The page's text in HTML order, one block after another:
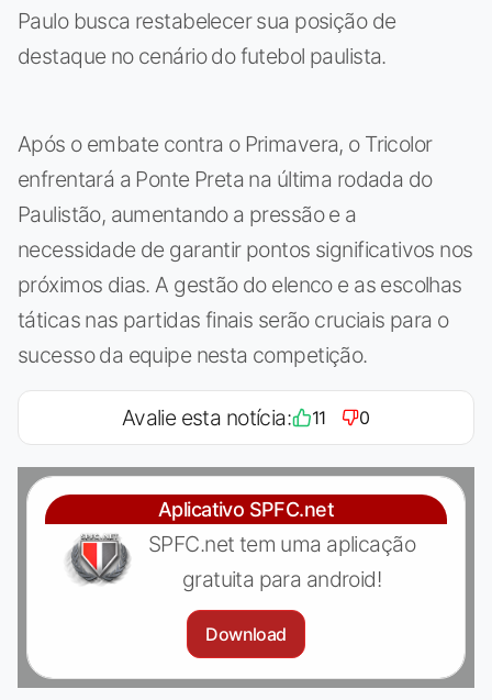
Paulo busca restabelecer sua posição de
destaque no cenário do futebol paulista.
Após o embate contra o Primavera, o Tricolor
enfrentará a Ponte Preta na última rodada do
Paulistão, aumentando a pressão e a
necessidade de garantir pontos significativos nos
próximos dias. A gestão do elenco e as escolhas
táticas nas partidas finais serão cruciais para o
sucesso da equipe nesta competição.
Avalie esta notícia: 11 0
Aplicativo SPFC.net
SPFC.net tem uma aplicação
gratuita para android!
Download